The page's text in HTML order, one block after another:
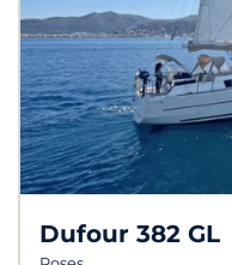
Dufour 382 GL